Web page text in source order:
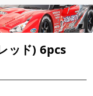
ッド) 6pcs